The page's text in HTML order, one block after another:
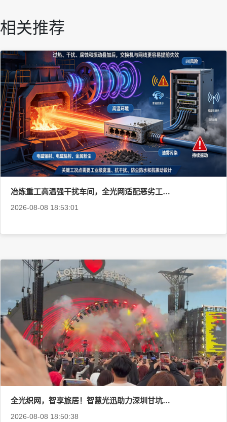
相关推荐
冶炼重工高温强干扰车间，全光网适配恶劣工业工况
2026-08-08 18:53:01
全光织网，智享旅居！智慧光迅助力深圳甘坑古镇丽呈酒店完成全光网络升级
2026-08-08 18:50:38